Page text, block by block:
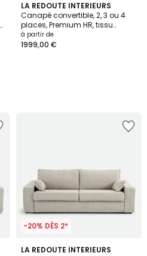
LA REDOUTE INTERIEURS
Canapé convertible, 2, 3 ou 4
places, Premium HR, tissu
texturé moucheté, MARTA
à partir de
1999,00 €
-20% DÈS 2*
LA REDOUTE INTERIEURS